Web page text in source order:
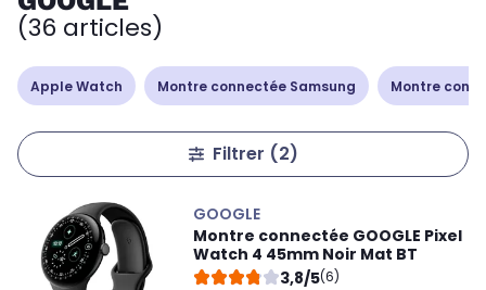
(36 articles)
Apple Watch Montre connectée Samsung Montre
Filtrer (2)
GOOGLE
Montre connectée GOOGLE Pixel
Watch 4 45mm Noir Mat BT
3,8/5(6)